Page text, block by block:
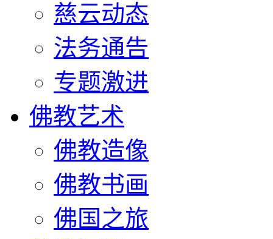
慈云动态
法务通告
专题激进
佛教艺术
佛教造像
佛教书画
佛国之旅